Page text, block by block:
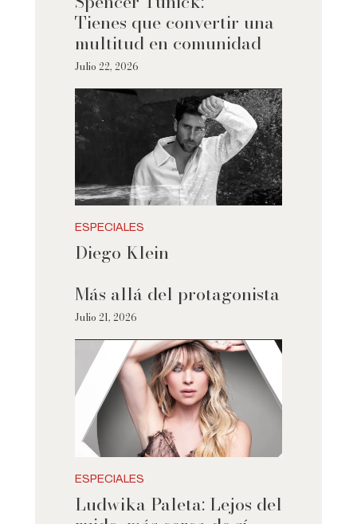
Tienes que convertir una
multitud en comunidad
Julio 22, 2026
ESPECIALES
Diego Klein
Más allá del protagonista
Julio 21, 2026
ESPECIALES
Ludwika Paleta: Lejos del